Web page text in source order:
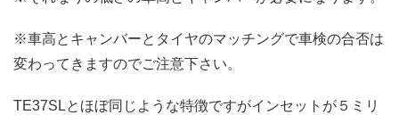
※車高とキャンバーとタイヤのマッチングで車検の合否は
変わってきますのでご注意下さい。
TE37SLとほぼ同じような特徴ですがインセットが５ミリ